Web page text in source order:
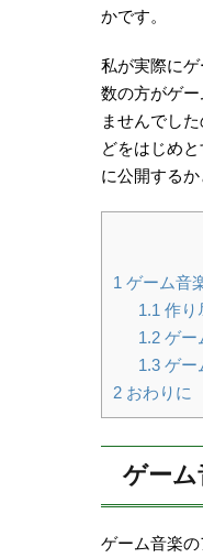
かです。
私が実際に
数の方がゲ
ませんでし
どをはじめ
に公開するか
1 ゲーム音
1.1 作り
1.2ゲー
1.3ゲー
2 おわりに
ゲー
ゲーム音楽